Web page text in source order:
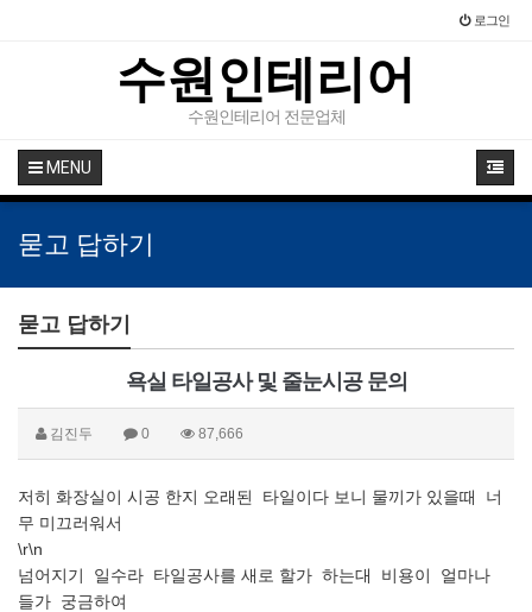
로그인
수원인테리어
수원인테리어 전문업체
MENU
묻고 답하기
묻고 답하기
욕실 타일공사 및 줄눈시공 문의
김진두 0 87,666
저히 화장실이 시공 한지 오래된 타일이다 보니 물끼가 있을때 너
무 미끄러워서
\r\n
넘어지기 일수라 타일공사를 새로 할가 하는대 비용이 얼마나
들가 궁금하여